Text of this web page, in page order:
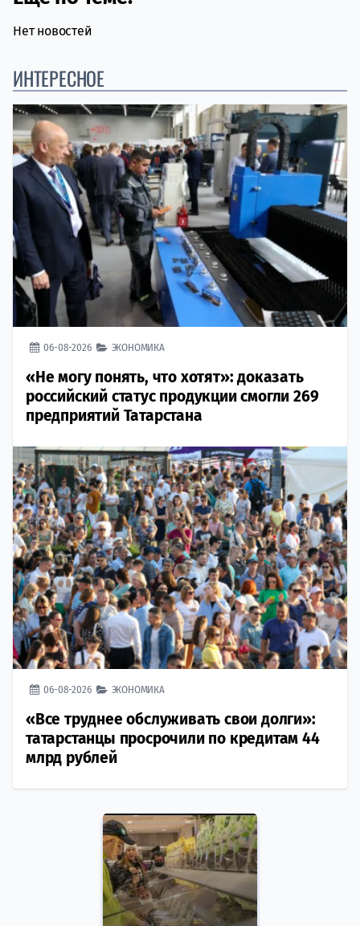
Нет новостей
ИНТЕРЕСНОЕ
06-08-2026 ЭКОНОМИКА
«Не могу понять, что хотят»: доказать
российский статус продукции смогли 269
предприятий Татарстана
06-08-2026 ЭКОНОМИКА
«Все труднее обслуживать свои долги»:
татарстанцы просрочили по кредитам 44
млрд рублей